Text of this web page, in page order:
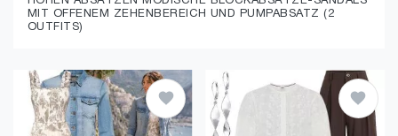
MIT OFFENEM ZEHENBEREICH UND PUMPABSATZ (2
OUTFITS)